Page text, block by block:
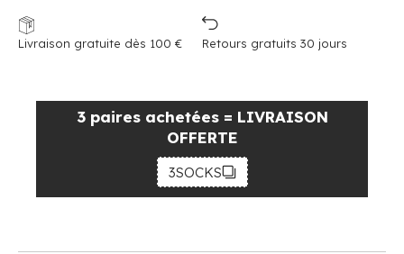
Livraison gratuite dès 100 € Retours gratuits 30 jours
3 paires achetées = LIVRAISON
OFFERTE
3SOCKS